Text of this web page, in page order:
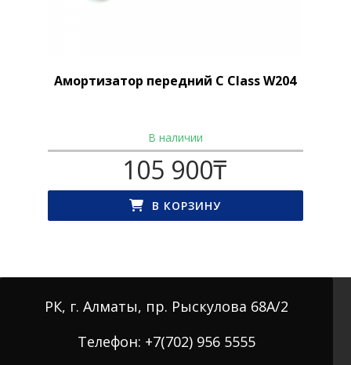
Амортизатор передний C Class W204
В наличии
105 900₸
В КОРЗИНУ
РК, г. Алматы, пр. Рыскулова 68А/2
Телефон: +7(702) 956 5555